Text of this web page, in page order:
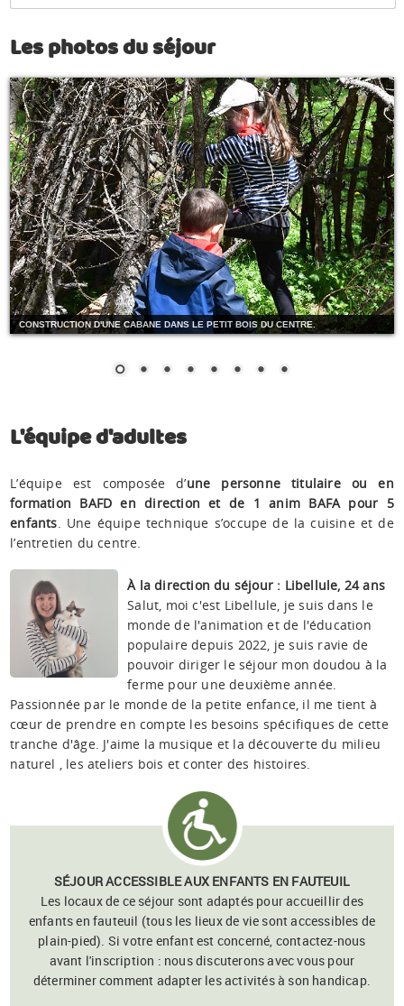
Les photos du séjour
CONSTRUCTION D'UNE CABANE DANS LE PETIT BOIS DU CENTRE.
L'équipe d'adultes
L’équipe est composée d’une personne titulaire ou en
formation BAFD en direction et de 1 anim BAFA pour 5
enfants. Une équipe technique s’occupe de la cuisine et de
l’entretien du centre.
À la direction du séjour : Libellule, 24 ans
Salut, moi c'est Libellule, je suis dans le
monde de l'animation et de l'éducation
populaire depuis 2022, je suis ravie de
pouvoir diriger le séjour mon doudou à la
ferme pour une deuxième année.
Passionnée par le monde de la petite enfance, il me tient à
cœur de prendre en compte les besoins spécifiques de cette
tranche d'âge. J'aime la musique et la découverte du milieu
naturel , les ateliers bois et conter des histoires.
SÉJOUR ACCESSIBLE AUX ENFANTS EN FAUTEUIL
Les locaux de ce séjour sont adaptés pour accueillir des
enfants en fauteuil (tous les lieux de vie sont accessibles de
plain-pied). Si votre enfant est concerné, contactez-nous
avant l'inscription : nous discuterons avec vous pour
déterminer comment adapter les activités à son handicap.